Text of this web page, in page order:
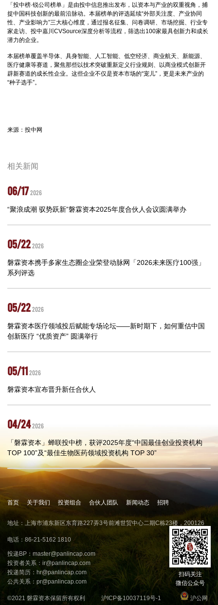
「投中榜·锐公司榜单」是由投中信息推出发布，以资本与产业的双重视角，捕
捉中国科技创新的最前沿脉动。本届榜单的评选延续“外部关注度、产业协同
性、产业影响力”三大核心维度，通过报名征集、问卷调研、市场挖掘、行业专
家走访、投中嘉川CVSource深度分析等流程，筛选出100家最具创新力和成长
潜力的企业。
本届榜单覆盖半导体、具身智能、人工智能、低空经济、商业航天、新能源、
医疗健康等赛道，聚焦那些以技术突破重新定义行业规则、以商业模式创新开
辟新赛道的成长性企业。这些企业不仅是资本市场的“宠儿”，更是未来产业的
“种子选手”。
来源：投中网
相关新闻
06/172026
“聚浪成潮 驭势跃新”磐霖资本2025年度合伙人会议圆满举办
05/222026
磐霖资本携手多家生态圈企业荣登动脉网「2026未来医疗100强」
系列评选
05/222026
磐霖资本医疗领域投后赋能专场论坛——新时期下，如何重估中国
创新医疗 “优质资产” 圆满举行
05/112026
磐霖资本宣布晋升新任合伙人
04/242026
「磐霖资本」蝉联投中榜，获评2025年度“中国最佳创业投资机构
TOP 100”及“最佳生物医药领域投资机构 TOP 30”
首页 关于我们 投资组合 合伙人团队 新闻动态 招聘
地址：上海市浦东新区东育路227弄3号前滩世贸中心二期C栋23楼，200126
电话：86-21-5162 1810
投递BP： master@panlincap.com
投资者关系： ir@panlincap.com
投递简历： hr@panlincap.com
公共关系： pr@panlincap.com
扫码关注
微信公众号
©2021 磐霖资本保留所有权利 沪ICP备10037119号-1 沪公网